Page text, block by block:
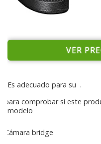
VER
Es adecuado para su .
para comprobar si este
modelo
Cámara bridge